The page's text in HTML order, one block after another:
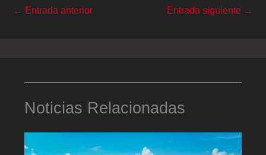
← Entrada anterior Entrada siguiente →
Noticias Relacionadas